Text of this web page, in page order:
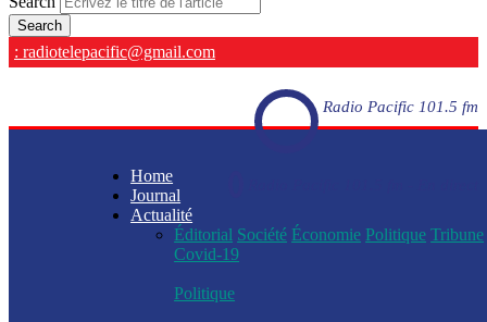
: radiotelepacific@gmail.com
Radio Pacific 101.5 fm
Home
Journal
Actualité
Éditorial Société Économie Politique Tribune
Covid-19
Politique